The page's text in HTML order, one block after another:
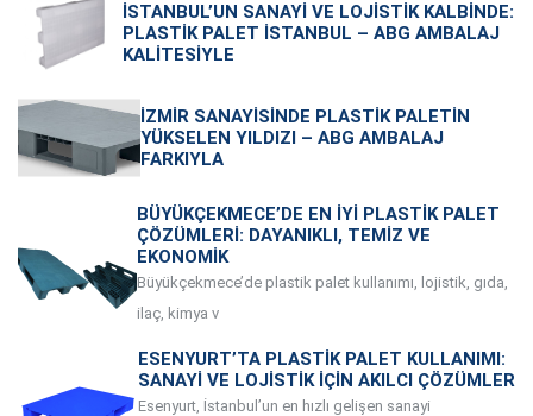
İSTANBUL’UN SANAYI VE LOJISTIK KALBINDE:
PLASTIK PALET İSTANBUL – ABG AMBALAJ
KALITESIYLE
İZMIR SANAYISINDE PLASTIK PALETIN
YÜKSELEN YILDIZI – ABG AMBALAJ
FARKIYLA
BÜYÜKÇEKMECE’DE EN İYI PLASTIK PALET
ÇÖZÜMLERI: DAYANIKLI, TEMIZ VE
EKONOMIK
Büyükçekmece’de plastik palet kullanımı, lojistik, gıda,
ilaç, kimya v
ESENYURT’TA PLASTIK PALET KULLANIMI:
SANAYI VE LOJISTIK İÇIN AKILCI ÇÖZÜMLER
Esenyurt, İstanbul’un en hızlı gelişen sanayi